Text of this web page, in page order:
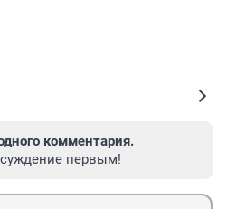
комментария.
первым!